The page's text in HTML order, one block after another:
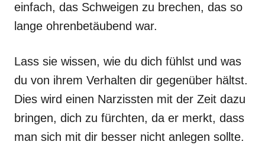
einfach, das Schweigen zu brechen, das so
lange ohrenbetäubend war.
Lass sie wissen, wie du dich fühlst und was
du von ihrem Verhalten dir gegenüber hältst.
Dies wird einen Narzissten mit der Zeit dazu
bringen, dich zu fürchten, da er merkt, dass
man sich mit dir besser nicht anlegen sollte.